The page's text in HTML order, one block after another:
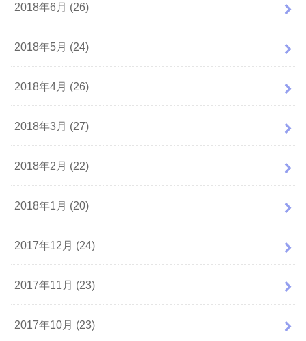
2018年6月 (26)
2018年5月 (24)
2018年4月 (26)
2018年3月 (27)
2018年2月 (22)
2018年1月 (20)
2017年12月 (24)
2017年11月 (23)
2017年10月 (23)